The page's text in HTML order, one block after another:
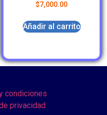
$7,000.00
Añadir al carrito
condiciones
privacidad